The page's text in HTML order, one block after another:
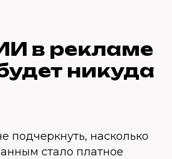
в рекламе
никуда
насколько
стало платное